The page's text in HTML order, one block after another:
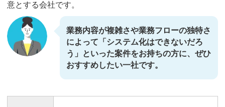
意とする会社です。
業務内容が複雑さや業務フローの独特さ
によって「システム化はできないだろ
う」といった案件をお持ちの方に、ぜひ
おすすめしたい一社です。